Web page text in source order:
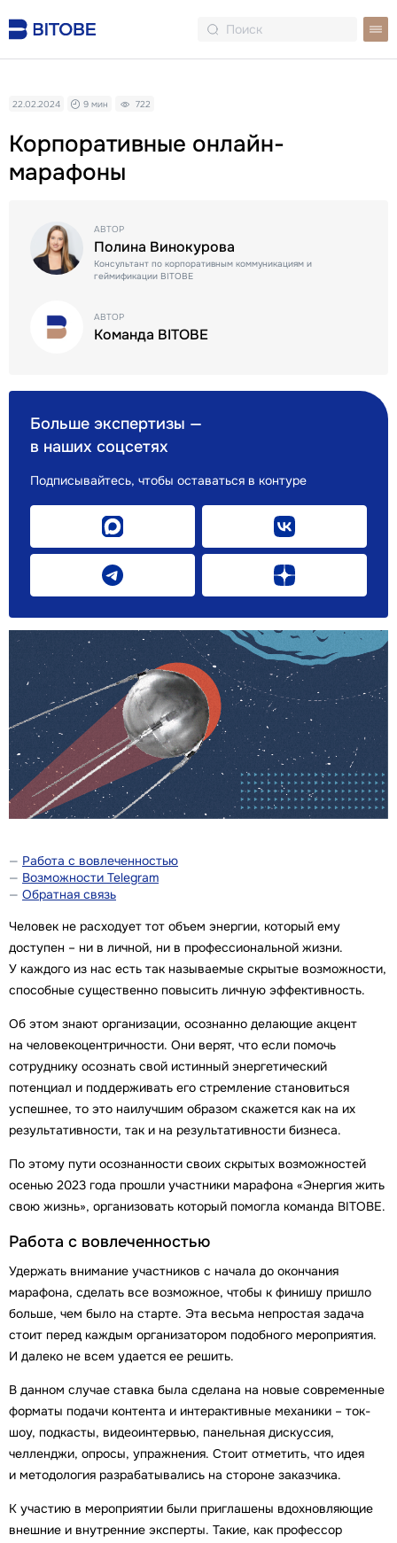
Корпоративные онлайн-
марафоны
22.02.2024 9 мин 722
Работа с вовлеченностью
Возможности Telegram
Обратная связь
Человек не расходует тот объем энергии, который ему
доступен – ни в личной, ни в профессиональной жизни.
У каждого из нас есть так называемые скрытые возможности,
способные существенно повысить личную эффективность.
Об этом знают организации, осознанно делающие акцент
на человекоцентричности. Они верят, что если помочь
сотруднику осознать свой истинный энергетический
потенциал и поддерживать его стремление становиться
успешнее, то это наилучшим образом скажется как на их
результативности, так и на результативности бизнеса.
По этому пути осознанности своих скрытых возможностей
осенью 2023 года прошли участники марафона «Энергия жить
свою жизнь», организовать который помогла команда BITOBE.
Работа с вовлеченностью
Удержать внимание участников с начала до окончания
марафона, сделать все возможное, чтобы к финишу пришло
больше, чем было на старте. Эта весьма непростая задача
стоит перед каждым организатором подобного мероприятия.
И далеко не всем удается ее решить.
В данном случае ставка была сделана на новые современные
форматы подачи контента и интерактивные механики – ток-
шоу, подкасты, видеоинтервью, панельная дискуссия,
челленджи, опросы, упражнения. Стоит отметить, что идея
и методология разрабатывались на стороне заказчика.
К участию в мероприятии были приглашены вдохновляющие
внешние и внутренние эксперты. Такие, как профессор
Больше экспертизы —
в наших соцсетях
Подписывайтесь, чтобы оставаться в контуре
АВТОР
Полина Винокурова
Консультант по корпоративным коммуникациям и
геймификации BITOBE
АВТОР
Команда BITOBE